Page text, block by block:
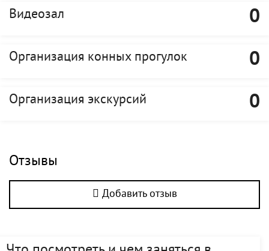
Видеозал 0
Организация конных прогулок 0
Организация экскурсий 0
Отзывы
Добавить отзыв